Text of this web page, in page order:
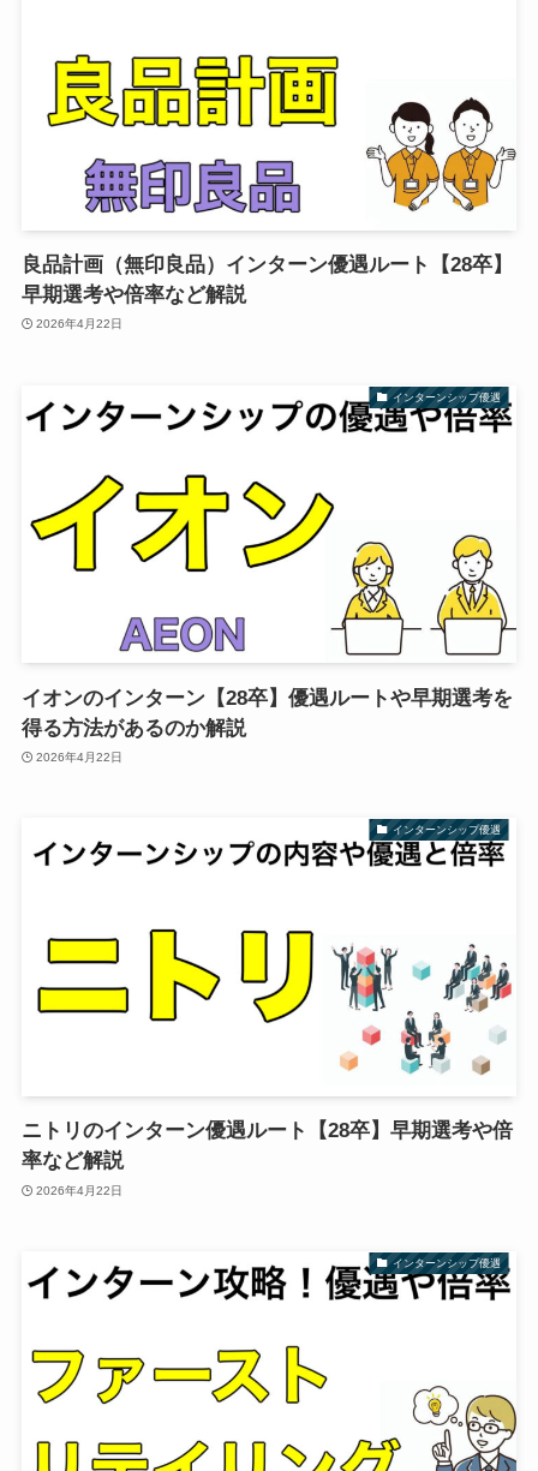
良品計画（無印良品）インターン優遇ルート【28卒】
早期選考や倍率など解説
2026年4月22日
インターンシップ優遇
イオンのインターン【28卒】優遇ルートや早期選考を
得る方法があるのか解説
2026年4月22日
インターンシップ優遇
ニトリのインターン優遇ルート【28卒】早期選考や倍
率など解説
2026年4月22日
インターンシップ優遇